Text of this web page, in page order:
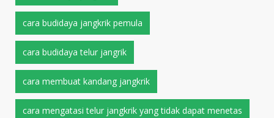
cara budidaya jangkrik pemula
cara budidaya telur jangrik
cara membuat kandang jangkrik
cara mengatasi telur jangkrik yang tidak dapat menetas